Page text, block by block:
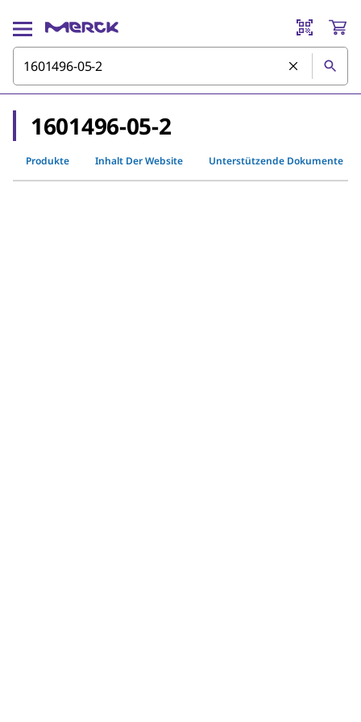
1601496-05-2
Produkte Inhalt Der Website Unterstützende Dokumente